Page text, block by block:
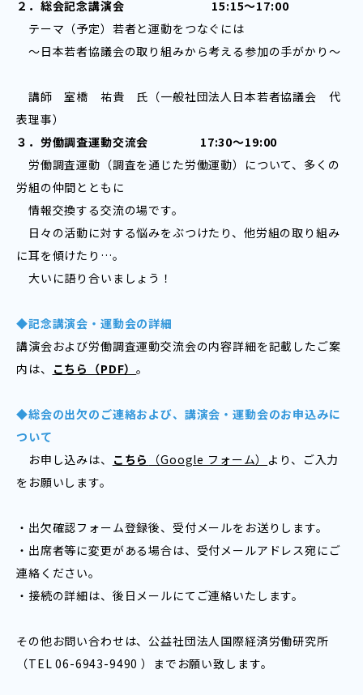
２．総会記念講演会 15:15～17:00
テーマ（予定）若者と運動をつなぐには
～日本若者協議会の取り組みから考える参加の手がかり～
講師 室橋 祐貴 氏（一般社団法人日本若者協議会 代
表理事）
３．労働調査運動交流会 17:30～19:00
労働調査運動（調査を通じた労働運動）について、多くの
労組の仲間とともに
情報交換する交流の場です。
日々の活動に対する悩みをぶつけたり、他労組の取り組み
に耳を傾けたり…。
大いに語り合いましょう！
◆記念講演会・運動会の詳細
講演会および労働調査運動交流会の内容詳細を記載したご案
内は、 こちら（PDF）。
◆総会の出欠のご連絡および、講演会・運動会のお申込みに
ついて
お申し込みは、 こちら （Google フォーム） より、ご入力
をお願いします。
・出欠確認フォーム登録後、受付メールをお送りします。
・出席者等に変更がある場合は、受付メールアドレス宛にご
連絡ください。
・接続の詳細は、後日メールにてご連絡いたします。
その他お問い合わせは、公益社団法人国際経済労働研究所
（TEL 06-6943-9490 ）までお願い致します。